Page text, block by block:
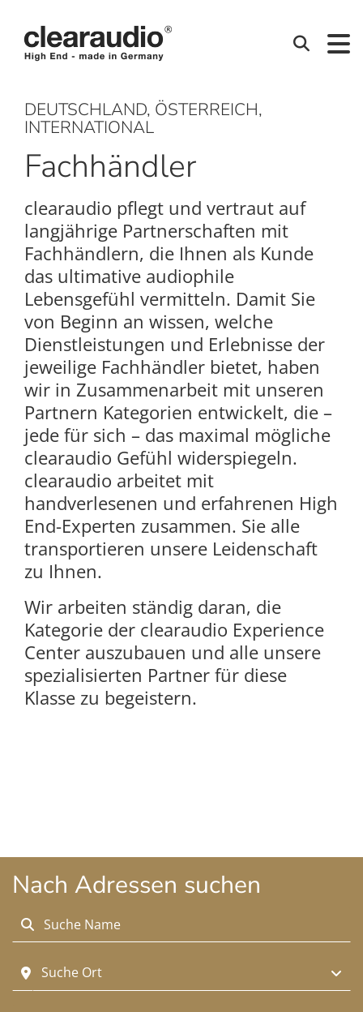
Suchen
DEUTSCHLAND, ÖSTERREICH,
INTERNATIONAL
Fachhändler
clearaudio pflegt und vertraut auf
langjährige Partnerschaften mit
Fachhändlern, die Ihnen als Kunde
das ultimative audiophile
Lebensgefühl vermitteln. Damit Sie
von Beginn an wissen, welche
Dienstleistungen und Erlebnisse der
jeweilige Fachhändler bietet, haben
wir in Zusammenarbeit mit unseren
Partnern Kategorien entwickelt, die –
jede für sich – das maximal mögliche
clearaudio Gefühl widerspiegeln.
clearaudio arbeitet mit
handverlesenen und erfahrenen High
End-Experten zusammen. Sie alle
transportieren unsere Leidenschaft
zu Ihnen.
Wir arbeiten ständig daran, die
Kategorie der clearaudio Experience
Center auszubauen und alle unsere
spezialisierten Partner für diese
Klasse zu begeistern.
Nach Adressen suchen
Suchen
SuchenSuche Ort